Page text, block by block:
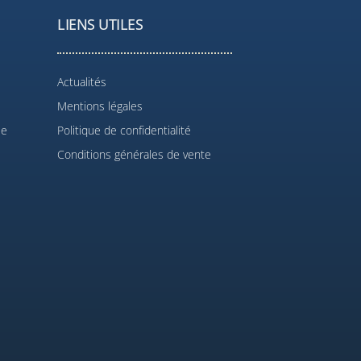
LIENS UTILES
Actualités
Mentions légales
Politique de confidentialité
Conditions générales de vente